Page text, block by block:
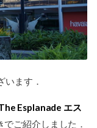
います．
Esplanade エス
でご紹介しました．